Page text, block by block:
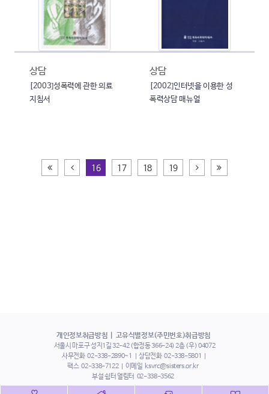
상담
[2003]성폭력에 관한 의료
지침서
상담
[2002]인터넷을 이용한 성
폭력상담 매뉴얼
처음페이지
이전 16 17 18 19 다음 끝페이지
개인정보취급방침 고유식별정보(주민번호)취급방침
서울시 마포구 성지1길 32-42 (합정동 366-24) 2층 (우) 04072
사무전화 02-338-2890~1 상담전화 02-338-5801
팩스 02-338-7122 이메일 ksvrc@sisters.or.kr
부설 쉼터 열림터 02-338-3562